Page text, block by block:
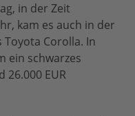
in der Zeit
kam es auch in der
Corolla. In
ein schwarzes
26.000 EUR